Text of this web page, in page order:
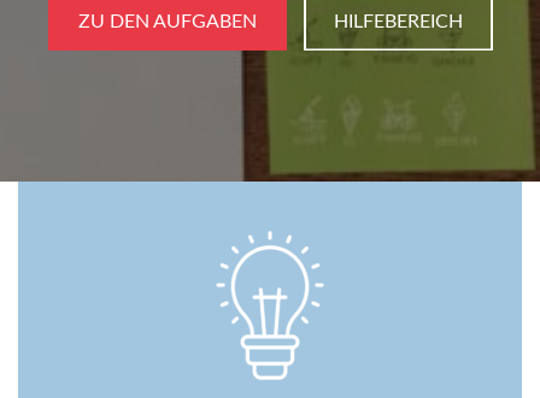
ZU DEN AUFGABEN HILFEBEREICH